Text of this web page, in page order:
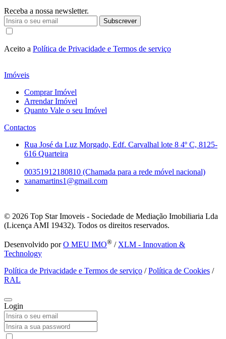
Receba a nossa newsletter.
Subscrever
Aceito a Política de Privacidade e Termos de serviço
Imóveis
Comprar Imóvel
Arrendar Imóvel
Quanto Vale o seu Imóvel
Contactos
Rua José da Luz Morgado, Edf. Carvalhal lote 8 4º C, 8125-
616 Quarteira
00351912180810 (Chamada para a rede móvel nacional)
xanamartins1@gmail.com
© 2026 Top Star Imoveis - Sociedade de Mediação Imobiliaria Lda
(Licença AMI 19432). Todos os direitos reservados.
Desenvolvido porO MEU IMO® / XLM - Innovation &
Technology
Política de Privacidade e Termos de serviço /Política de Cookies /
RAL
Login